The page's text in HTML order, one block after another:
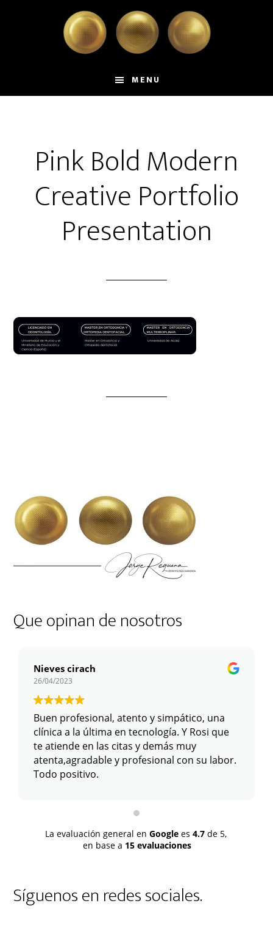
MENU
Pink Bold Modern
Creative Portfolio
Presentation
Que opinan de nosotros
Nieves cirach
26/04/2023
Buen profesional, atento y simpático, una
clínica a la última en tecnología. Y Rosi que
te atiende en las citas y demás muy
atenta,agradable y profesional con su labor.
Todo positivo.
La evaluación general en Google es 4.7 de 5,
en base a 15 evaluaciones
Síguenos en redes sociales.